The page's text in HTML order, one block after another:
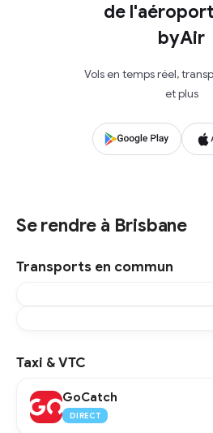
de
byAir
Vols en temps réel,
et plus
Se rendre à Brisbane
Transports en commun
Taxi & VTC
GoCatch
DIRECT